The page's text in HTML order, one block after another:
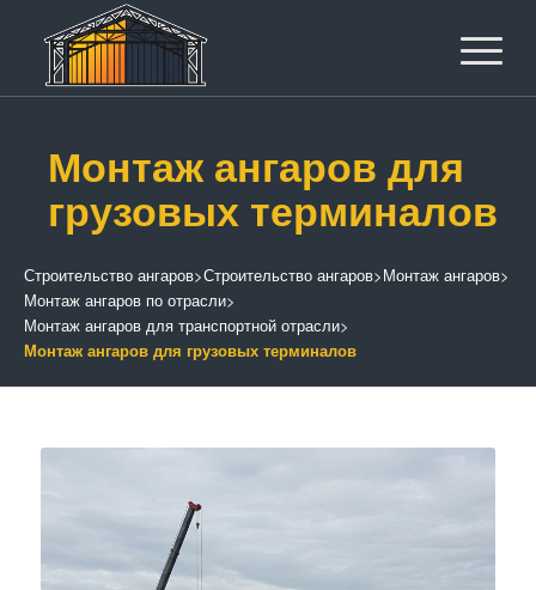
Монтаж ангаров для
грузовых терминалов
Строительство ангаров>Строительство ангаров>Монтаж ангаров>
Монтаж ангаров по отрасли>
Монтаж ангаров для транспортной отрасли>
Монтаж ангаров для грузовых терминалов